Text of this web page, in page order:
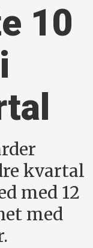
10
kvartal
med 12
med